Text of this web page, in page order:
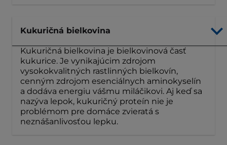
Kukuričná bielkovina
Kukuričná bielkovina je bielkovinová časť
kukurice. Je vynikajúcim zdrojom
vysokokvalitných rastlinných bielkovín,
cenným zdrojom esenciálnych aminokyselín
a dodáva energiu vášmu miláčikovi. Aj keď sa
nazýva lepok, kukuričný proteín nie je
problémom pre domáce zvieratá s
neznášanlivosťou lepku.